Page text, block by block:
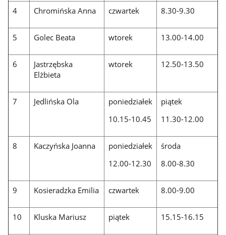
4 Chromińska Anna czwartek 8.30-9.30
5 Golec Beata wtorek 13.00-14.00
6
Jastrzębska
Elżbieta
wtorek 12.50-13.50
7 Jedlińska Ola
poniedziałek
10.15-10.45
piątek
11.30-12.00
8 Kaczyńska Joanna
poniedziałek
12.00-12.30
środa
8.00-8.30
9 Kosieradzka Emilia czwartek 8.00-9.00
10 Kluska Mariusz piątek 15.15-16.15